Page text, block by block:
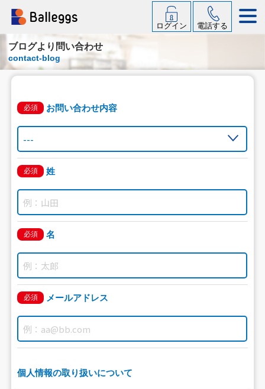
ログイン 電話する
ブログより問い合わせ
contact-blog
必須 お問い合わせ内容
必須 姓
必須 名
必須 メールアドレス
個人情報の取り扱いについて